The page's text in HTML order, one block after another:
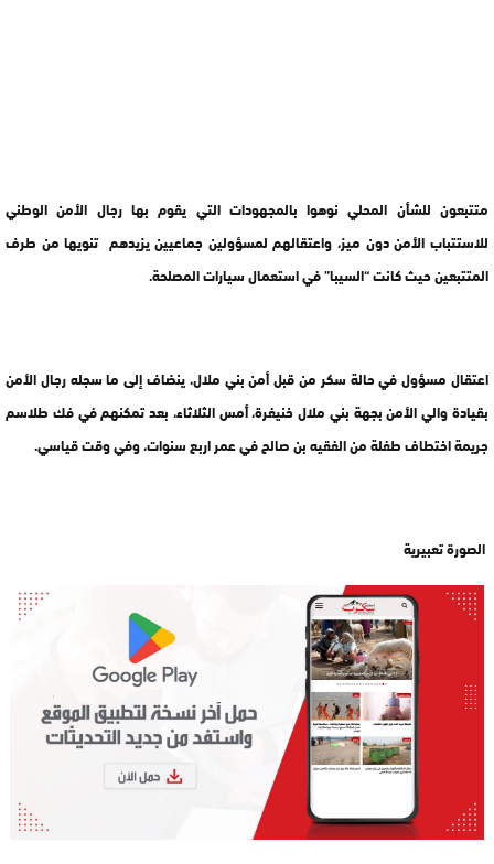
متتبعون للشأن المحلي نوهوا بالمجهودات التي يقوم بها رجال الأمن الوطني
للاستتباب الأمن دون ميز، واعتقالهم لمسؤولين جماعيين يزيدهم تنويها من طرف
المتتبعين حيث كانت “السيبا” في استعمال سيارات المصلحة.
اعتقال مسؤول في حالة سكر من قبل أمن بني ملال، ينضاف إلى ما سجله رجال الأمن
بقيادة والي الأمن بجهة بني ملال خنيفرة، أمس الثلاثاء، بعد تمكنهم في فك طلاسم
جريمة اختطاف طفلة من الفقيه بن صالح في عمر اربع سنوات، وفي وقت قياسي.
الصورة تعبيرية